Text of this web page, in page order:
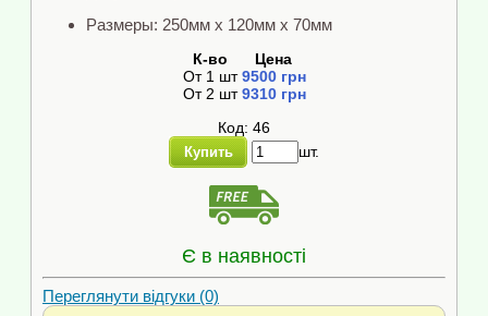
Размеры: 250мм x 120мм x 70мм
К-во
Цена
От 1 шт 9500 грн
От 2 шт 9310 грн
Код: 46
Купить шт.
Є в наявності
Переглянути відгуки (0)